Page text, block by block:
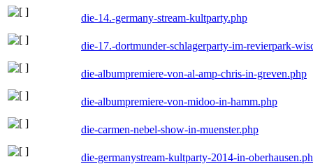
die-14.-germany-stream-kultparty.php
die-17.-dortmunder-schlagerparty-im-revierpark-
die-albumpremiere-von-al-amp-chris-in-greven.php
die-albumpremiere-von-midoo-in-hamm.php
die-carmen-nebel-show-in-muenster.php
die-germanystream-kultparty-2014-in-